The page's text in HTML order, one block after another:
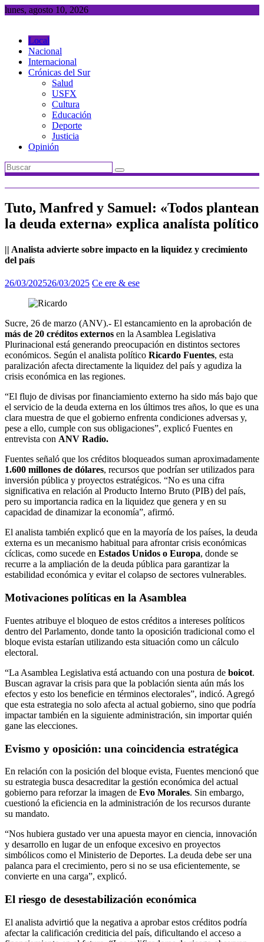
Saltar
lunes, agosto 10, 2026
Local
Nacional
Internacional
Crónicas del Sur
Salud
USFX
Cultura
Educación
Deporte
Justicia
Opinión
Tuto, Manfred y Samuel: «Todos plantean
la deuda externa» explica analísta político
|| Analista advierte sobre impacto en la liquidez y crecimiento
del país
26/03/202526/03/2025 Ce ere & ese
Sucre, 26 de marzo (ANV).- El estancamiento en la aprobación de
más de 20 créditos externos en la Asamblea Legislativa
Plurinacional está generando preocupación en distintos sectores
económicos. Según el analista político Ricardo Fuentes, esta
paralización afecta directamente la liquidez del país y agudiza la
crisis económica en las regiones.
“El flujo de divisas por financiamiento externo ha sido más bajo que
el servicio de la deuda externa en los últimos tres años, lo que es una
clara muestra de que el gobierno enfrenta condiciones adversas y,
pese a ello, cumple con sus obligaciones”, explicó Fuentes en
entrevista con ANV Radio.
Fuentes señaló que los créditos bloqueados suman aproximadamente
1.600 millones de dólares, recursos que podrían ser utilizados para
inversión pública y proyectos estratégicos. “No es una cifra
significativa en relación al Producto Interno Bruto (PIB) del país,
pero su importancia radica en la liquidez que genera y en su
capacidad de dinamizar la economía”, afirmó.
El analista también explicó que en la mayoría de los países, la deuda
externa es un mecanismo habitual para afrontar crisis económicas
cíclicas, como sucede en Estados Unidos o Europa, donde se
recurre a la ampliación de la deuda pública para garantizar la
estabilidad económica y evitar el colapso de sectores vulnerables.
Motivaciones políticas en la Asamblea
Fuentes atribuye el bloqueo de estos créditos a intereses políticos
dentro del Parlamento, donde tanto la oposición tradicional como el
bloque evista estarían utilizando esta situación como un cálculo
electoral.
“La Asamblea Legislativa está actuando con una postura de boicot.
Buscan agravar la crisis para que la población sienta aún más los
efectos y esto los beneficie en términos electorales”, indicó. Agregó
que esta estrategia no solo afecta al actual gobierno, sino que podría
impactar también en la siguiente administración, sin importar quién
gane las elecciones.
Evismo y oposición: una coincidencia estratégica
En relación con la posición del bloque evista, Fuentes mencionó que
su estrategia busca desacreditar la gestión económica del actual
gobierno para reforzar la imagen de Evo Morales. Sin embargo,
cuestionó la eficiencia en la administración de los recursos durante
su mandato.
“Nos hubiera gustado ver una apuesta mayor en ciencia, innovación
y desarrollo en lugar de un enfoque excesivo en proyectos
simbólicos como el Ministerio de Deportes. La deuda debe ser una
palanca para el crecimiento, pero si no se usa eficientemente, se
convierte en una carga”, explicó.
El riesgo de desestabilización económica
El analista advirtió que la negativa a aprobar estos créditos podría
afectar la calificación crediticia del país, dificultando el acceso a